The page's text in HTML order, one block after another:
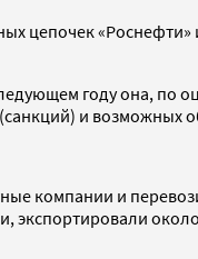
цепочек «Роснефти»
году она, по
и возможных
компании и